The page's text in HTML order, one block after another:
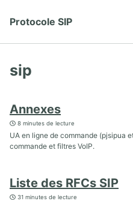
Protocole SIP
sip
Annexes
8 minutes de lecture
UA en ligne de commande (pjsipua
commande et filtres VoIP.
Liste des RFCs SIP
31 minutes de lecture